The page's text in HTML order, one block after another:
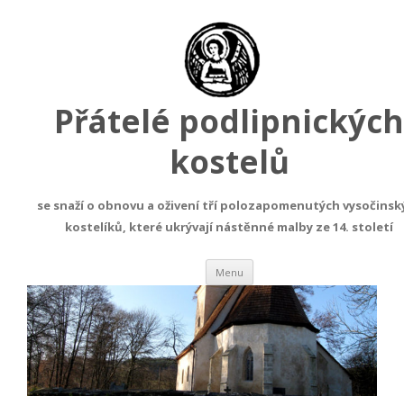
Přátelé podlipnických
kostelů
se snaží o obnovu a oživení tří polozapomenutých
kostelíků, které ukrývají nástěnné malby ze 14. století
Menu Přejít
obsahu
webu
Publikováno2017-03-06| Rozměry:906 × 390| Přiřazeno:foto16.
← Předchozí Další →